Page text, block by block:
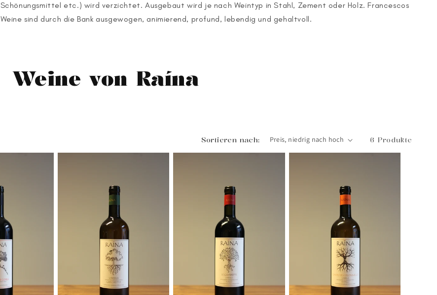
Schönungsmittel etc.) wird verzichtet. Ausgebaut wird je nach Weintyp in Stahl, Zement oder Holz. Francescos
Weine sind durch die Bank ausgewogen, animierend, profund, lebendig und gehaltvoll.
Weine von Raína
Sortieren nach: 6 Produkte